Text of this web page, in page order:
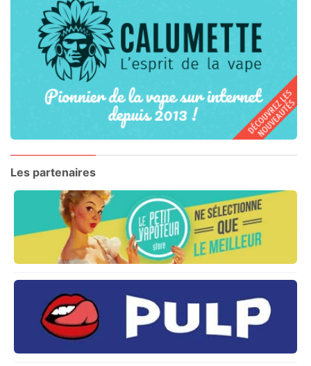
Les partenaires